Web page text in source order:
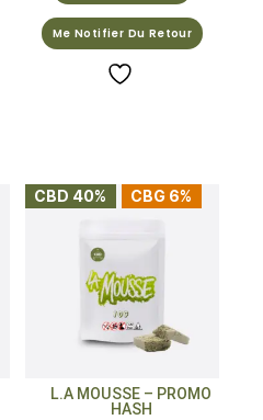
Me Notifier Du Retour
CBD 40% CBG 6%
L.A MOUSSE – PROMO
HASH